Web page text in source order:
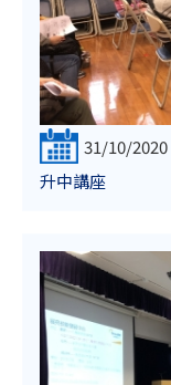
31/10/2020
升中講座